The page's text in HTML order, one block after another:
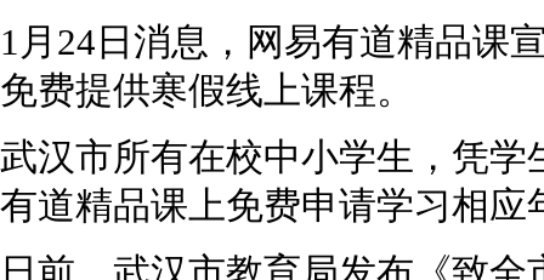
1月24日消息，网易有道精品课
免费提供寒假线上课程。
武汉市所有在校中小学生，凭
有道精品课上免费申请学习相